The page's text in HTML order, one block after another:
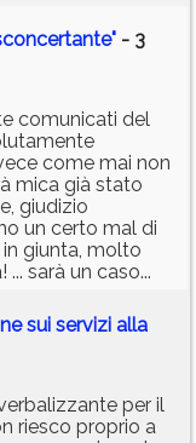
- 3
comunicati del
come mai non
mica già stato
giudizio
un certo mal di
in giunta, molto
sarà un caso...
sui servizi alla
per il
riesco proprio a